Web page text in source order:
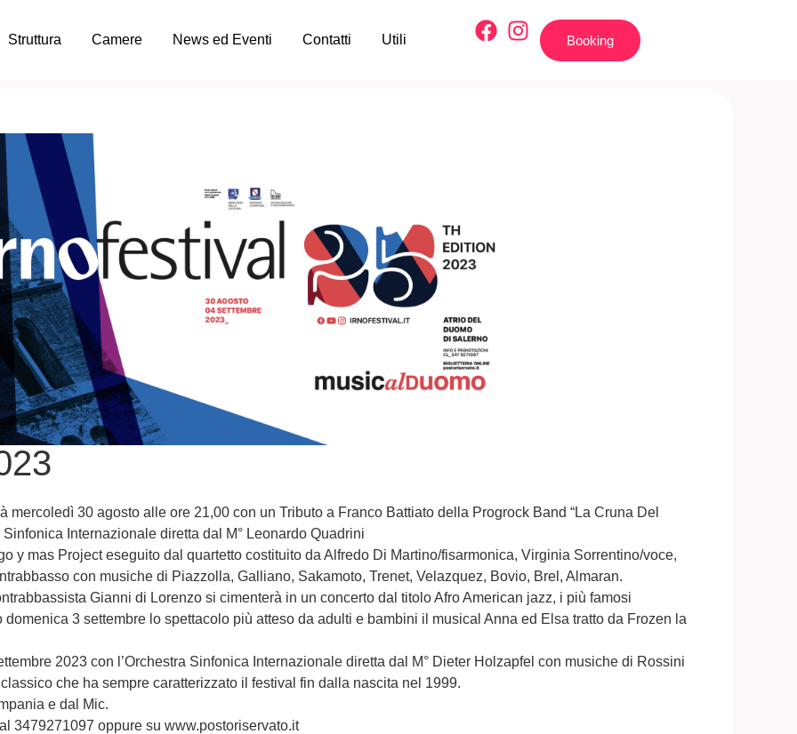
Struttura Camere News ed Eventi Contatti Utili Booking
30 agosto alle ore 21,00 con un Tributo a Franco Battiato della Progrock Band “La Cruna Del
Internazionale diretta dal M° Leonardo Quadrini
y mas Project eseguito dal quartetto costituito da Alfredo Di Martino/fisarmonica, Virginia Sorrentino/voce,
con musiche di Piazzolla, Galliano, Sakamoto, Trenet, Velazquez, Bovio, Brel, Almaran.
Gianni di Lorenzo si cimenterà in un concerto dal titolo Afro American jazz, i più famosi
3 settembre lo spettacolo più atteso da adulti e bambini il musical Anna ed Elsa tratto da Frozen la
2023 con l’Orchestra Sinfonica Internazionale diretta dal M° Dieter Holzapfel con musiche di Rossini
che ha sempre caratterizzato il festival fin dalla nascita nel 1999.
e dal Mic.
3479271097 oppure su www.postoriservato.it